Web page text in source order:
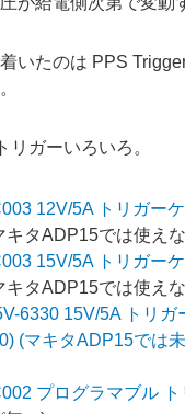
いたのは PPS
ガーいろいろ。
12V/5A トリガー
キタADP15では使え
15V/5A トリガー
キタADP15では使え
6330 15V/5A トリガ
(マキタADP15では
プログラマブル